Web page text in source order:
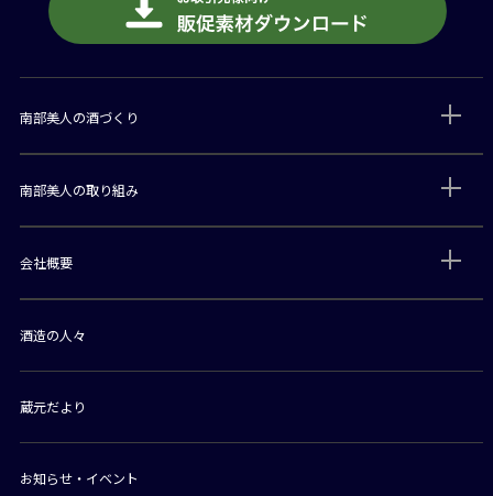
南部美人の酒づくり
南部美人の取り組み
会社概要
酒造の人々
蔵元だより
お知らせ・イベント